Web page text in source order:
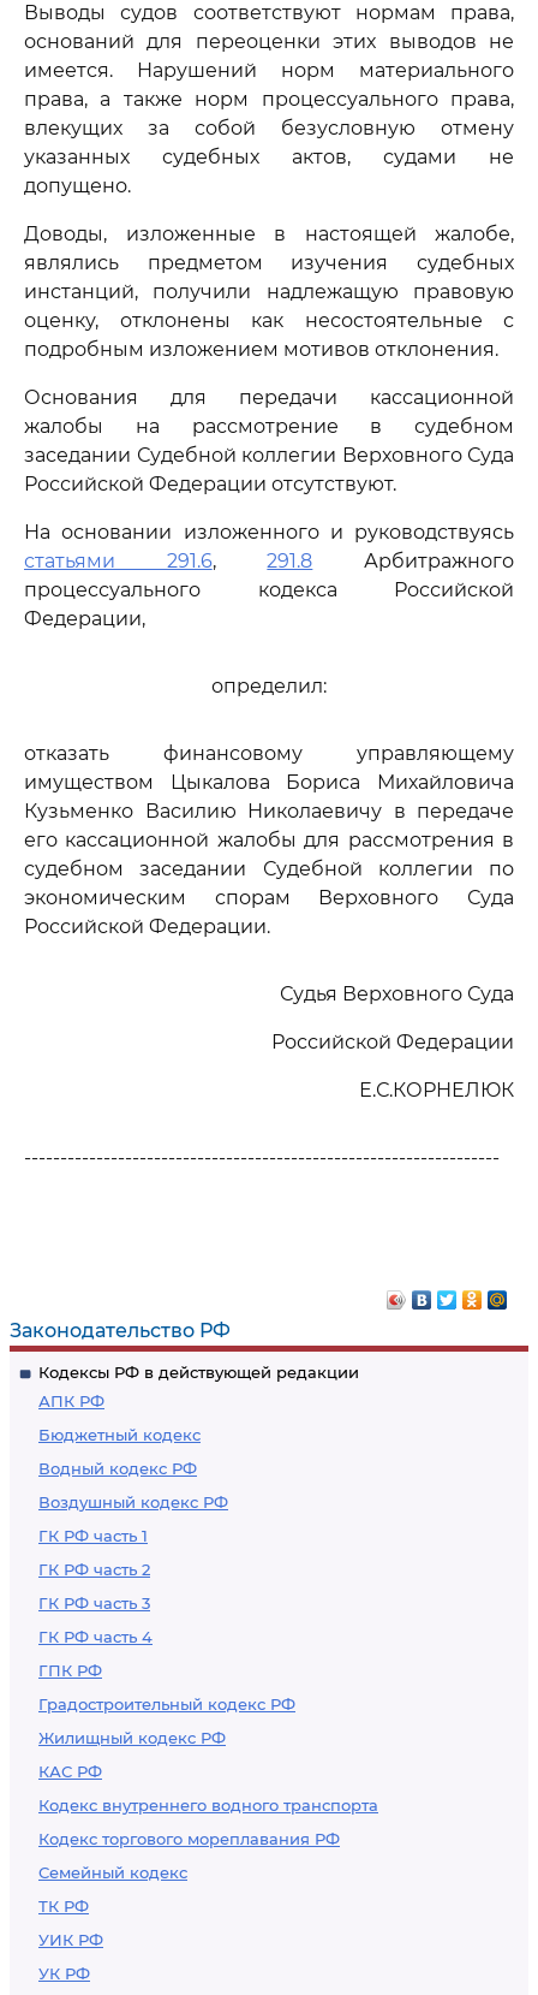
Законодательство РФ
Кодексы РФ в действующей редакции
АПК РФ
Бюджетный кодекс
Водный кодекс РФ
Воздушный кодекс РФ
ГК РФ часть 1
ГК РФ часть 2
ГК РФ часть 3
ГК РФ часть 4
ГПК РФ
Градостроительный кодекс РФ
Жилищный кодекс РФ
КАС РФ
Кодекс внутреннего водного транспорта
Кодекс торгового мореплавания РФ
Семейный кодекс
ТК РФ
УИК РФ
УК РФ
Выводы судов соответствуют нормам права,
оснований для переоценки этих выводов не
имеется. Нарушений норм материального
права, а также норм процессуального права,
влекущих за собой безусловную отмену
указанных судебных актов, судами не
допущено.
Доводы, изложенные в настоящей жалобе,
являлись предметом изучения судебных
инстанций, получили надлежащую правовую
оценку, отклонены как несостоятельные с
подробным изложением мотивов отклонения.
Основания для передачи кассационной
жалобы на рассмотрение в судебном
заседании Судебной коллегии Верховного Суда
Российской Федерации отсутствуют.
На основании изложенного и руководствуясь
статьями 291.6,291.8 Арбитражного
процессуального кодекса Российской
Федерации,
определил:
отказать финансовому управляющему
имуществом Цыкалова Бориса Михайловича
Кузьменко Василию Николаевичу в передаче
его кассационной жалобы для рассмотрения в
судебном заседании Судебной коллегии по
экономическим спорам Верховного Суда
Российской Федерации.
Судья Верховного Суда
Российской Федерации
Е.С.КОРНЕЛЮК
------------------------------------------------------------------